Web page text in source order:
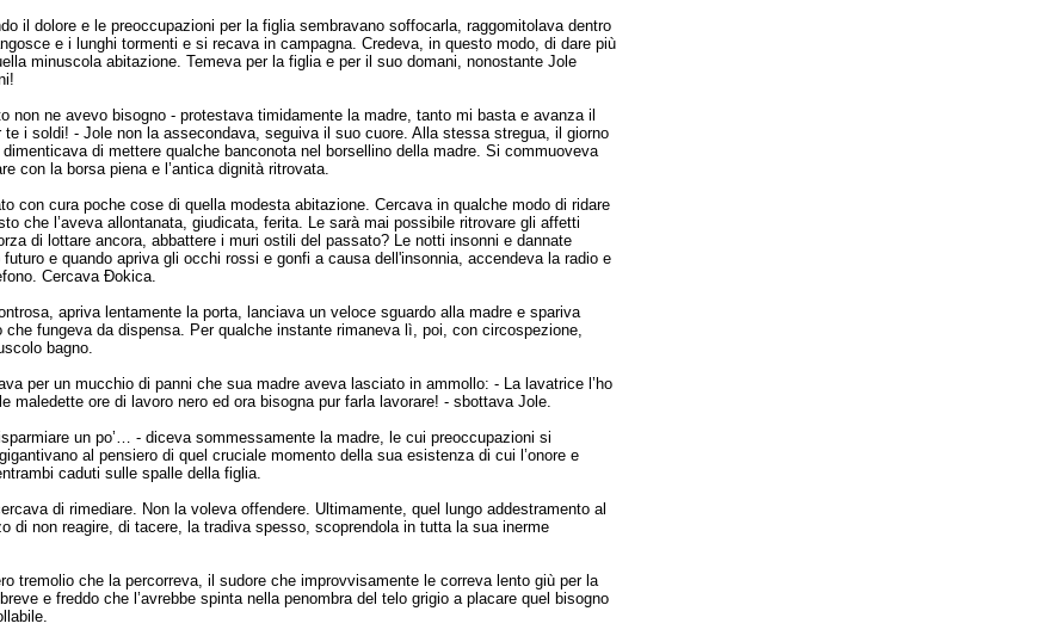
il dolore e le preoccupazioni per la figlia sembravano soffocarla, raggomitolava dentro
e i lunghi tormenti e si recava in campagna. Credeva, in questo modo, di dare più
minuscola abitazione. Temeva per la figlia e per il suo domani, nonostante Jole
non ne avevo bisogno - protestava timidamente la madre, tanto mi basta e avanza il
te i soldi! - Jole non la assecondava, seguiva il suo cuore. Alla stessa stregua, il giorno
di mettere qualche banconota nel borsellino della madre. Si commuoveva
con la borsa piena e l’antica dignità ritrovata.
con cura poche cose di quella modesta abitazione. Cercava in qualche modo di ridare
che l’aveva allontanata, giudicata, ferita. Le sarà mai possibile ritrovare gli affetti
di lottare ancora, abbattere i muri ostili del passato? Le notti insonni e dannate
e quando apriva gli occhi rossi e gonfi a causa dell'insonnia, accendeva la radio e
Cercava Đokica.
apriva lentamente la porta, lanciava un veloce sguardo alla madre e spariva
che fungeva da dispensa. Per qualche instante rimaneva lì, poi, con circospezione,
bagno.
per un mucchio di panni che sua madre aveva lasciato in ammollo: - La lavatrice l’ho
maledette ore di lavoro nero ed ora bisogna pur farla lavorare! - sbottava Jole.
un po’… - diceva sommessamente la madre, le cui preoccupazioni si
al pensiero di quel cruciale momento della sua esistenza di cui l’onore e
caduti sulle spalle della figlia.
di rimediare. Non la voleva offendere. Ultimamente, quel lungo addestramento al
di non reagire, di tacere, la tradiva spesso, scoprendola in tutta la sua inerme
tremolio che la percorreva, il sudore che improvvisamente le correva lento giù per la
e freddo che l’avrebbe spinta nella penombra del telo grigio a placare quel bisogno